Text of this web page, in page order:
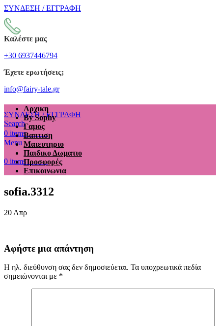
ΣΥΝΔΕΣΗ / ΕΓΓΡΑΦΗ
Καλέστε μας
+30 6937446794
Έχετε ερωτήσεις;
info@fairy-tale.gr
ΣΥΝΔΕΣΗ / ΕΓΓΡΑΦΗ
Search
0 items €0.00
Menu
0 items €0.00
Αρχικη
By Sophy
Γαμος
Βαπτιση
Μαιευτηριο
Παιδικο Δωματιο
Προσφορές
Επικοινωνια
sofia.3312
20 Απρ
Αφήστε μια απάντηση
Η ηλ. διεύθυνση σας δεν δημοσιεύεται. Τα υποχρεωτικά πεδία
σημειώνονται με *